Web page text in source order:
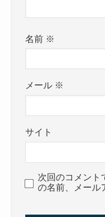
名前 ※
メール ※
サイト
次回のコメント
の名前、メール